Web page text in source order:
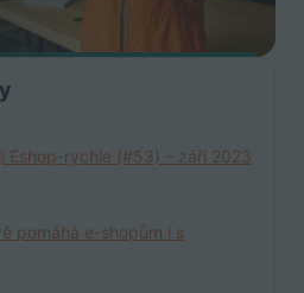
Eshop-rychle (#53) – září 2023
pomáhá e-shopům i s